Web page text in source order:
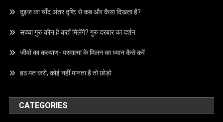
दुइज का चाँद अंतर दृष्टि से कब और कैसा दिखता है?
सच्चा गुरु कौन है कहाँ मिलेंगे? गुरु दरबार का दर्शन
जीवों का कल्याण- परमात्मा के मिलन का ध्यान कैसे करें
हठ मत करो, कोई नहीं मानता है तो छोड़ो
CATEGORIES